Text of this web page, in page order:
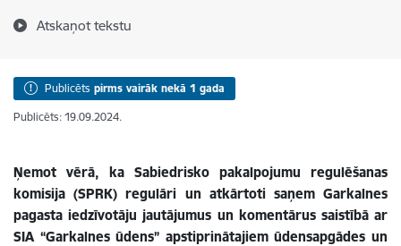
Atskaņot tekstu
Publicēts pirms vairāk nekā 1 gada
Publicēts: 19.09.2024.
Ņemot vērā, ka Sabiedrisko pakalpojumu regulēšanas
komisija (SPRK) regulāri un atkārtoti saņem Garkalnes
pagasta iedzīvotāju jautājumus un komentārus saistībā ar
SIA “Garkalnes ūdens” apstiprinātajiem ūdensapgādes un